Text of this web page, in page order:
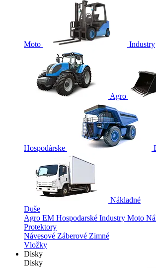
Moto Industry
Agro
Hospodárske
Nákladné
Duše
Agro EM Hospodarské Industry Moto
Protektory
Návesové Záberové Zimné
Vložky
Disky
Disky